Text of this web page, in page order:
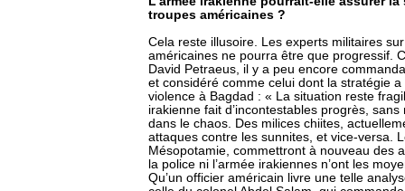
troupes américaines ?
Cela reste illusoire. Les experts militaires
américaines ne pourra être que progressif.
David Petraeus, il y a peu encore
et considéré comme celui dont la stratégie
violence à Bagdad : « La situation reste
irakienne fait d’incontestables progrès,
dans le chaos. Des milices chiites,
attaques contre les sunnites, et vice-versa.
Mésopotamie, commettront à nouveau des
la police ni l’armée irakiennes n’ont les
Qu’un officier américain livre une telle